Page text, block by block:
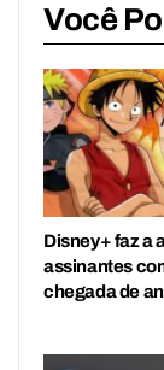
Você
Disney+ faz a
assinantes
chegada de